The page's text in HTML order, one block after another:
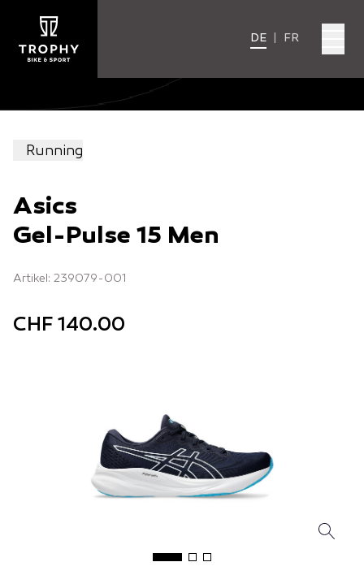
DE FR
Running
Asics
Gel-Pulse 15 Men
Artikel: 239079-001
CHF 140.00